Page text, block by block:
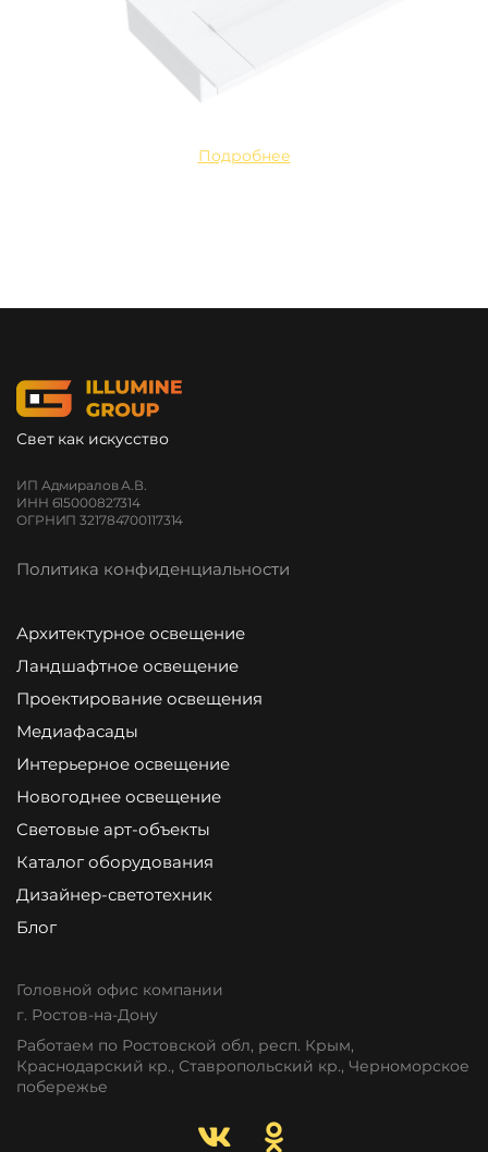
Подробнее
Свет как искусство
ИП Адмиралов А.В.
ИНН 615000827314
ОГРНИП 321784700117314
Политика конфиденциальности
Архитектурное освещение
Ландшафтное освещение
Проектирование освещения
Медиафасады
Интерьерное освещение
Новогоднее освещение
Световые арт-объекты
Каталог оборудования
Дизайнер-светотехник
Блог
Головной офис компании
г. Ростов-на-Дону
Работаем по Ростовской обл, респ. Крым,
Краснодарский кр., Ставропольский кр., Черноморское
побережье